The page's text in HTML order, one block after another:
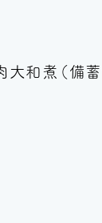
和煮（備蓄